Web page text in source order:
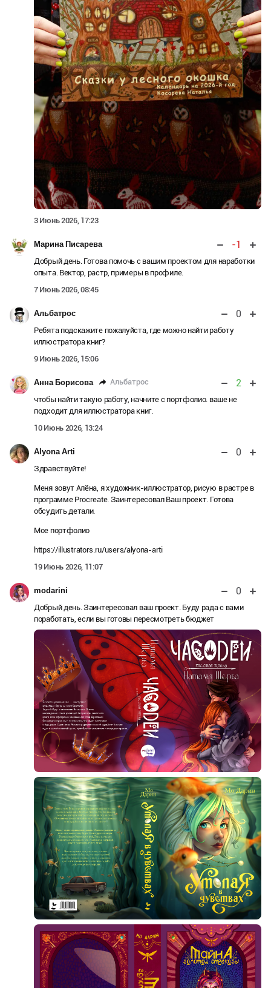
3 Июнь 2026, 17:23
Марина Писарева -1
Добрый день. Готова помочь с вашим проектом для наработки
опыта. Вектор, растр, примеры в профиле.
7 Июнь 2026, 08:45
Альбатрос 0
Ребята подскажите пожалуйста, где можно найти работу
иллюстратора книг?
9 Июнь 2026, 15:06
Анна Борисова Альбатрос 2
чтобы найти такую работу, начните с портфолио. ваше не
подходит для иллюстратора книг.
10 Июнь 2026, 13:24
Alyona Arti 0
Здравствуйте!
Меня зовут Алёна, я художник-иллюстратор, рисую в растре в
программе Procreate. Заинтересовал Ваш проект. Готова
обсудить детали.
Мое портфолио
https://illustrators.ru/users/alyona-arti
19 Июнь 2026, 11:07
modarini 0
Добрый день. Заинтересовал ваш проект. Буду рада с вами
поработать, если вы готовы пересмотреть бюджет